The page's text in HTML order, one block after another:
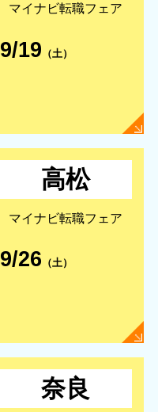
マイナビ転職フェア
9/19 （土）
高松
マイナビ転職フェア
9/26 （土）
奈良